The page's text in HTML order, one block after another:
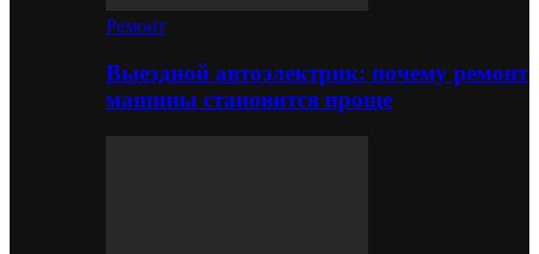
Ремонт
Выездной автоэлектрик: почему ремонт
машины становится проще